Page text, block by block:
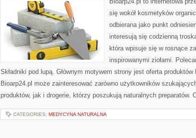
się wokół kosmetyków
odbierana jako punkt
interesują się codzienną
która wpisuje się w rosnące
inspirowanymi ziołami.
Składniki pod lupą. Głównym motywem strony jest oferta
Bioarp24.pl może zainteresować zarówno użytkowników
produktów, jak i drogerie, którzy poszukują naturalnych preparatów.
CATEGORIES: MEDYCYNA NATURALNA